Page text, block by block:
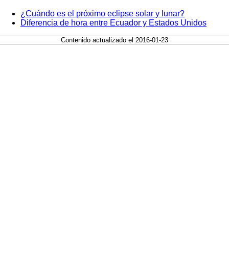
¿Cuándo es el próximo eclipse solar y lunar?
Diferencia de hora entre Ecuador y Estados Unidos
Contenido actualizado el 2016-01-23